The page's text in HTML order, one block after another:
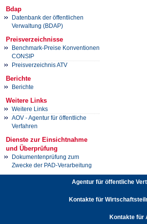
Bdap
Datenbank der öffentlichen
Verwaltung (BDAP)
Preisverzeichnisse
Benchmark-Preise Konventionen
CONSIP
Preisverzeichnis ATV
Berichte
Berichte
Weitere Links
Weitere Links
AOV - Agentur für öffentliche
Verfahren
Dienste zur Einsichtnahme
und Überprüfung
Dokumentenprüfung zum
Zwecke der PAD-Verarbeitung
Agentur für öffentliche
Kontakte für
Kontakte für